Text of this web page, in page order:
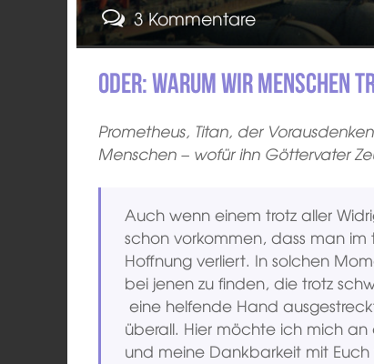
3 Kommentare
Oder: Warum wir
Prometheus, Titan, der
Menschen – wofür ihn Göttervater
Auch wenn einem trotz aller
schon vorkommen, dass man
Hoffnung verliert. In solchen
bei jenen zu finden, die trotz
eine helfende Hand
überall. Hier möchte ich mich
und meine Dankbarkeit mit Euch